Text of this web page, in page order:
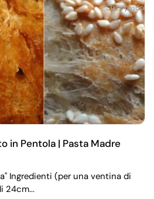
in Pentola | Pasta Madre
Ingredienti (per una ventina di
24cm...